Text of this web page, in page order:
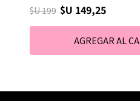
$U 199 $U 149,25